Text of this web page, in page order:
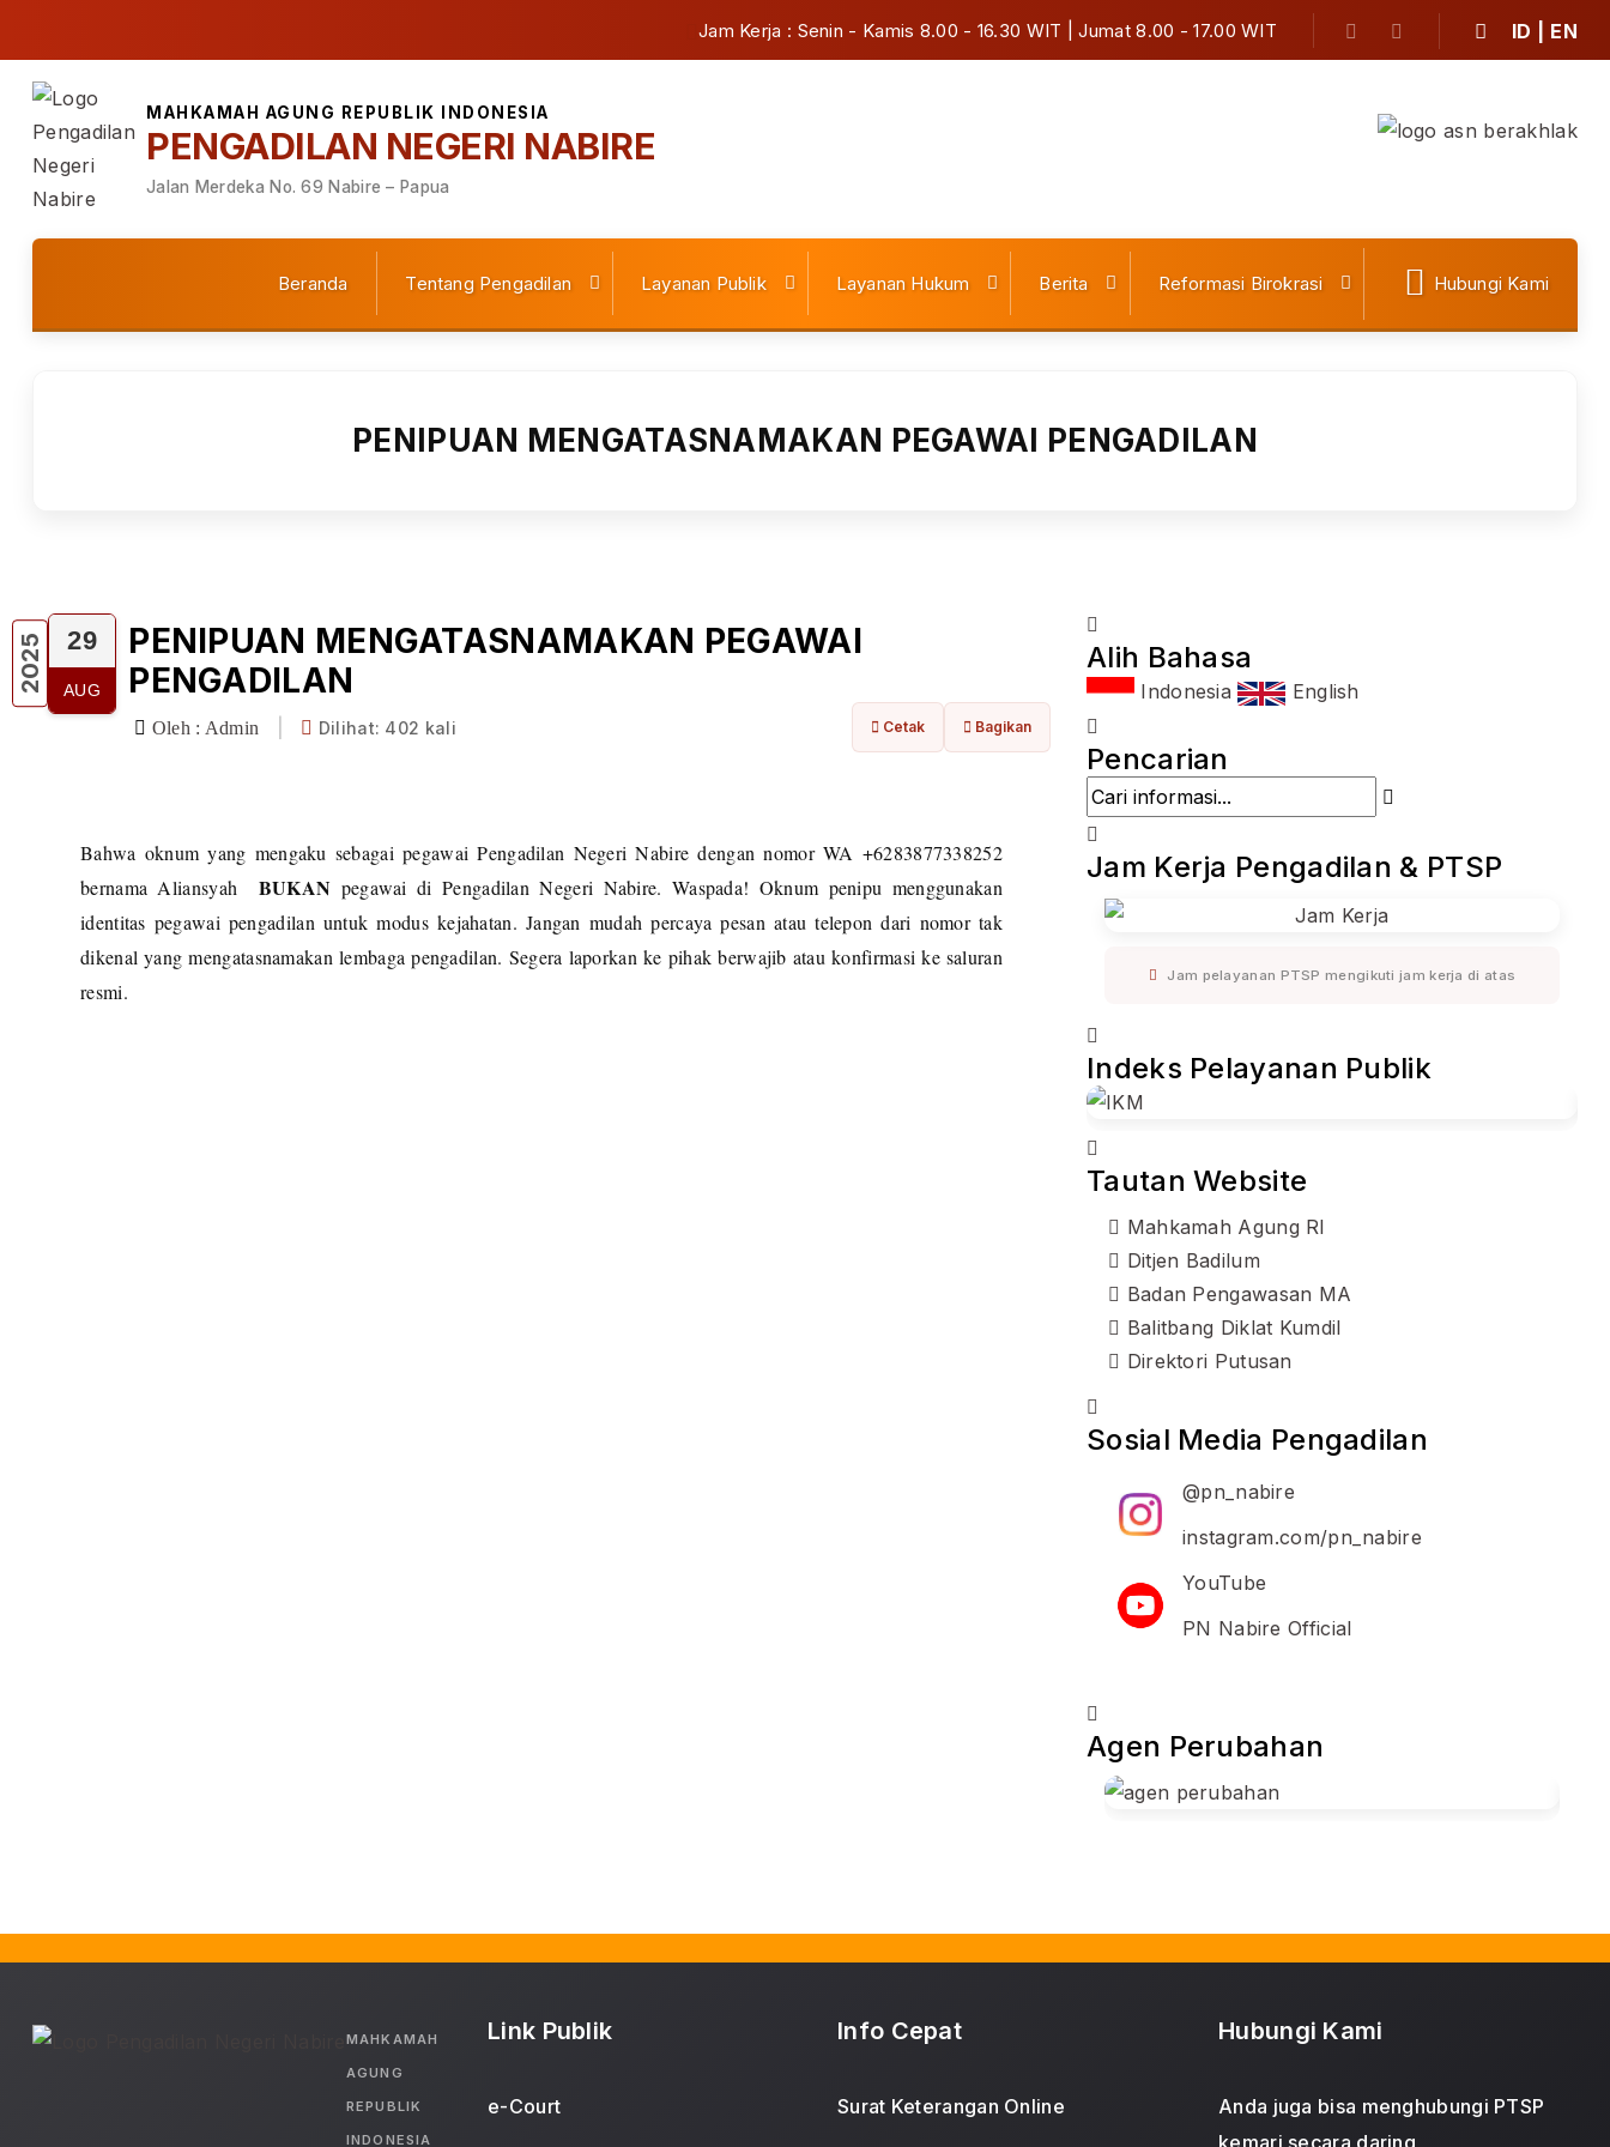
Jam Kerja : Senin - Kamis 8.00 - 16.30 WIT | Jumat 8.00 - 17.00 WIT ID | EN
MAHKAMAH AGUNG REPUBLIK INDONESIA
PENGADILAN NEGERI NABIRE
Jalan Merdeka No. 69 Nabire – Papua
Beranda Tentang Pengadilan Layanan Publik Layanan Hukum Berita Reformasi Birokrasi Hubungi Kami
PENIPUAN MENGATASNAMAKAN PEGAWAI PENGADILAN
2025 29
AUG
PENIPUAN MENGATASNAMAKAN PEGAWAI
PENGADILAN
Oleh : Admin Dilihat: 402 kali Cetak Bagikan
Bahwa oknum yang mengaku sebagai pegawai Pengadilan Negeri Nabire dengan nomor WA +6283877338252
bernama Aliansyah BUKAN pegawai di Pengadilan Negeri Nabire. Waspada! Oknum penipu menggunakan
identitas pegawai pengadilan untuk modus kejahatan. Jangan mudah percaya pesan atau telepon dari nomor tak
dikenal yang mengatasnamakan lembaga pengadilan. Segera laporkan ke pihak berwajib atau konfirmasi ke saluran
resmi.
Alih Bahasa
Indonesia English
Pencarian
Jam Kerja Pengadilan & PTSP
Jam pelayanan PTSP mengikuti jam kerja di atas
Indeks Pelayanan Publik
Tautan Website
Mahkamah Agung RI
Ditjen Badilum
Badan Pengawasan MA
Balitbang Diklat Kumdil
Direktori Putusan
Sosial Media Pengadilan
@pn_nabire
instagram.com/pn_nabire
YouTube
PN Nabire Official
Agen Perubahan
MAHKAMAH
AGUNG
REPUBLIK
INDONESIA
Link Publik
e-Court
Info Cepat
Surat Keterangan Online
Hubungi Kami
Anda juga bisa menghubungi PTSP